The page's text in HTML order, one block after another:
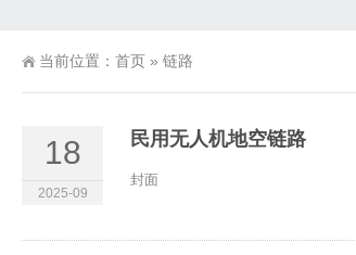
当前位置： 首页 » 链路
18
2025-09
民用无人机地空链路
封面